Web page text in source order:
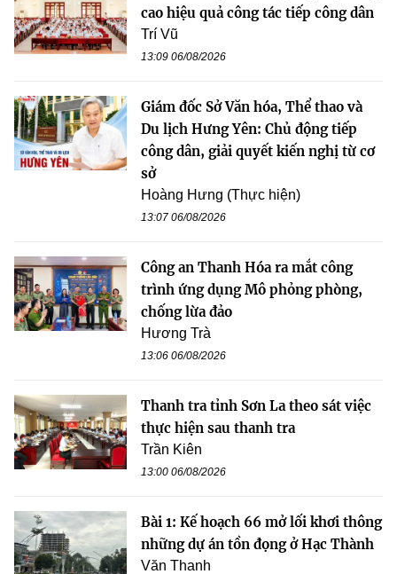
cao hiệu quả công tác tiếp công dân
Trí Vũ
13:09 06/08/2026
Giám đốc Sở Văn hóa, Thể thao và
Du lịch Hưng Yên: Chủ động tiếp
công dân, giải quyết kiến nghị từ cơ
sở
Hoàng Hưng (Thực hiện)
13:07 06/08/2026
Công an Thanh Hóa ra mắt công
trình ứng dụng Mô phỏng phòng,
chống lừa đảo
Hương Trà
13:06 06/08/2026
Thanh tra tỉnh Sơn La theo sát việc
thực hiện sau thanh tra
Trần Kiên
13:00 06/08/2026
Bài 1: Kế hoạch 66 mở lối khơi thông
những dự án tồn đọng ở Hạc Thành
Văn Thanh